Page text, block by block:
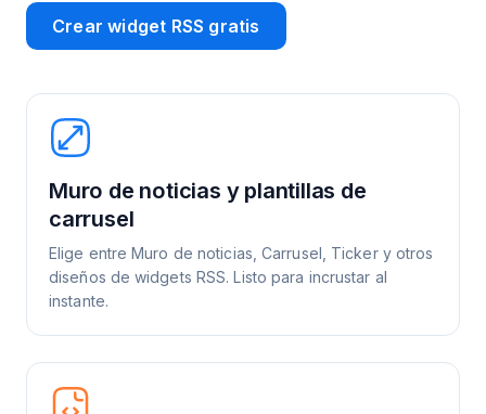
Crear widget RSS gratis
Muro de noticias y plantillas de
carrusel
Elige entre Muro de noticias, Carrusel, Ticker y otros
diseños de widgets RSS. Listo para incrustar al
instante.